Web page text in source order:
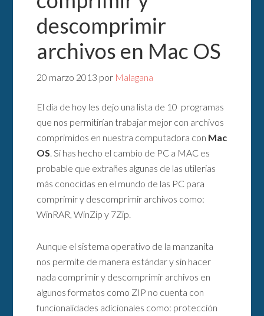
descomprimir
archivos en Mac OS
20 marzo 2013 por Malagana
El día de hoy les dejo una lista de 10 programas
que nos permitirían trabajar mejor con archivos
comprimidos en nuestra computadora con Mac
OS. Si has hecho el cambio de PC a MAC es
probable que extrañes algunas de las utilerias
más conocidas en el mundo de las PC para
comprimir y descomprimir archivos como:
WinRAR, WinZip y 7Zip.
Aunque el sistema operativo de la manzanita
nos permite de manera estándar y sin hacer
nada comprimir y descomprimir archivos en
algunos formatos como ZIP no cuenta con
funcionalidades adicionales como: protección